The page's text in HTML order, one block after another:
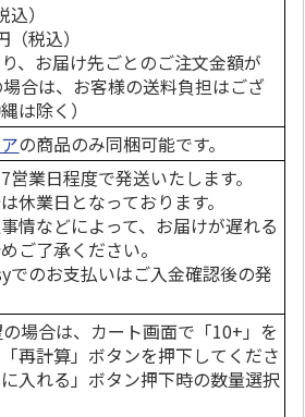
び散
菌サ
)
無添加良品 カムカ
ムデンタルコーン
ぐるぐるボーン型 S
…
470円
(送料別・税込)
銀のスプーン パウ
チ 健康に育つ子ね
こ用 まぐろ・かつ
おに…
120円
(送料別・税込)
）
税込）
、お届け先ごとのご注文金額が
合は、お客様の送料負担はござ
は除く）
の商品のみ同梱可能です。
業日程度で発送いたします。
業日となっております。
情などによって、お届けが遅れる
ご了承ください。
でのお支払いはご入金確認後の発
場合は、カート画面で「10+」を
再計算」ボタンを押下してくださ
入れる」ボタン押下時の数量選択